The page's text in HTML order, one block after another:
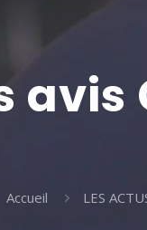
avis
Accueil LES